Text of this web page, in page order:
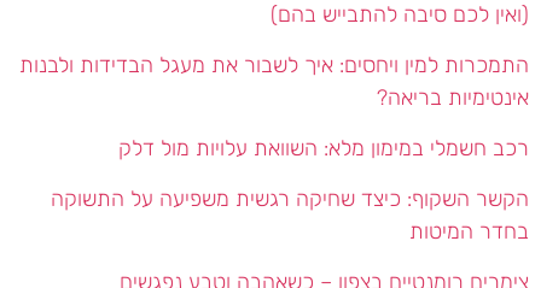
(ואין לכם סיבה להתבייש בהם)
התמכרות למין ויחסים: איך לשבור את מעגל הבדידות ולבנות
אינטימיות בריאה?
רכב חשמלי במימון מלא: השוואת עלויות מול דלק
הקשר השקוף: כיצד שחיקה רגשית משפיעה על התשוקה
בחדר המיטות
צימרים רומנטיים בצפון – כשאהבה וטבע נפגשים